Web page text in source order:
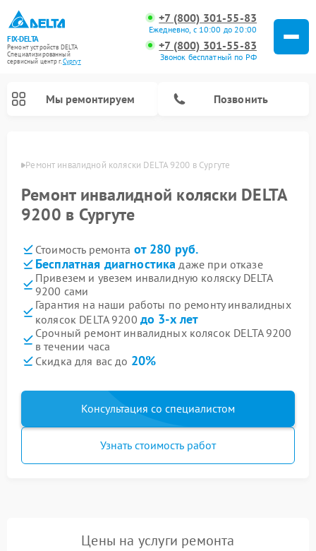
FIX-DELTA
Ремонт устройств DELTA
Специализированный
cервисный центр г.Сургут
+7 (800) 301-55-83
Ежедневно, с 10:00 до 20:00
+7 (800) 301-55-83
Звонок бесплатный по РФ
Мы ремонтируем Позвонить
Ремонт инвалидной коляски DELTA 9200 в Сургуте
Ремонт инвалидной коляски DELTA
9200 в Сургуте
Стоимость ремонта от 280 руб.
Бесплатная диагностика даже при отказе
Привезем и увезем инвалидную коляску DELTA
9200 сами
Гарантия на наши работы по ремонту инвалидных
колясок DELTA 9200 до 3-х лет
Срочный ремонт инвалидных колясок DELTA 9200
в течении часа
Скидка для вас до 20%
Консультация со специалистом
Узнать стоимость работ
Цены на услуги ремонта